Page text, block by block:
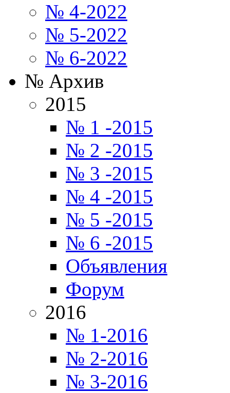
№ 4-2022
№ 5-2022
№ 6-2022
№ Архив
2015
№ 1 -2015
№ 2 -2015
№ 3 -2015
№ 4 -2015
№ 5 -2015
№ 6 -2015
Объявления
Форум
2016
№ 1-2016
№ 2-2016
№ 3-2016